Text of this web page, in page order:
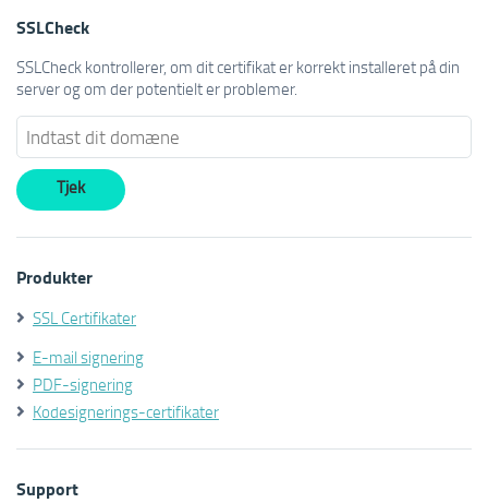
SSLCheck
SSLCheck kontrollerer, om dit certifikat er korrekt installeret på din
server og om der potentielt er problemer.
Produkter
SSL Certifikater
E-mail signering
PDF-signering
Kodesignerings-certifikater
Support